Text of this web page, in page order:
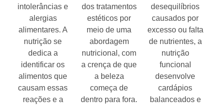
intolerâncias e
alergias
alimentares. A
nutrição se
dedica a
identificar os
alimentos que
causam essas
reações e a
dos tratamentos
estéticos por
meio de uma
abordagem
nutricional, com
a crença de que
a beleza
começa de
dentro para fora.
desequilíbrios
causados por
excesso ou falta
de nutrientes, a
nutrição
funcional
desenvolve
cardápios
balanceados e